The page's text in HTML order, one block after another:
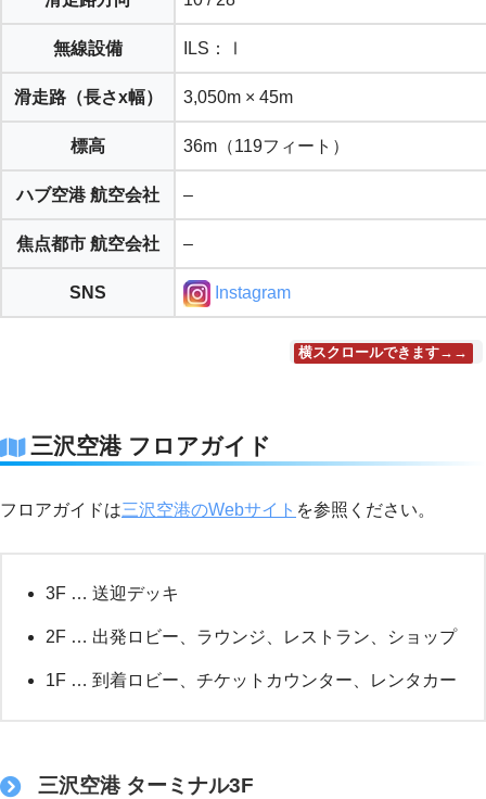
無線設備 ILS：Ⅰ
滑走路（長さx幅） 3,050m × 45m
標高 36m（119フィート）
ハブ空港 航空会社 –
焦点都市 航空会社 –
SNS Instagram
横スクロールできます→→
三沢空港 フロアガイド
フロアガイドは三沢空港のWebサイト を参照ください。
3F … 送迎デッキ
2F … 出発ロビー、ラウンジ、レストラン、ショップ
1F … 到着ロビー、チケットカウンター、レンタカー
三沢空港 ターミナル3F